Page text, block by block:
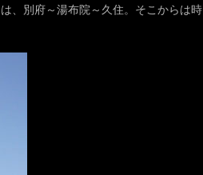
、別府～湯布院～久住。そこからは時